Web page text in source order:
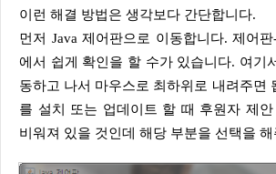
이런 해결 방법은 생각보다 간단합니다.
먼저 Java 제어판으로 이동합니다. 제어판->Java 제어판 부분
에서 쉽게 확인을 할 수가 있습니다. 여기
동하고 나서 마우스로 최하위로 내려주면
를 설치 또는 업데이트 할 때 후원자 제안
비워져 있을 것인데 해당 부분을 선택을